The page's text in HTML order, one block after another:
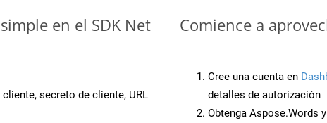
en el SDK Net
secreto de cliente, URL
Comience a
Cree una cuenta en
detalles de autorización
Obtenga Aspose.Words